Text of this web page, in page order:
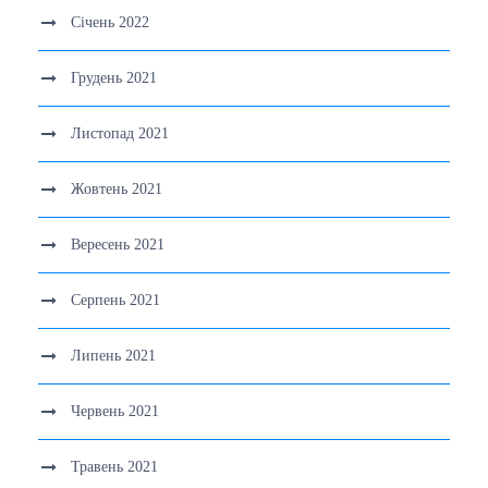
Січень 2022
Грудень 2021
Листопад 2021
Жовтень 2021
Вересень 2021
Серпень 2021
Липень 2021
Червень 2021
Травень 2021